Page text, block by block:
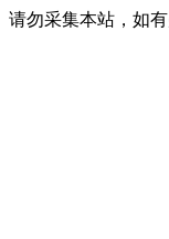
请勿采集本站，如